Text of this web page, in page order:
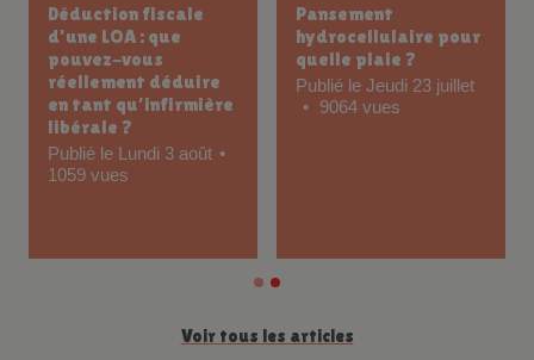
Déduction fiscale
d’une LOA : que
pouvez-vous
réellement déduire
en tant qu’infirmière
libérale ?
Publié le Lundi 3 août
1059 vues
Pansement
hydrocellulaire pour
quelle plaie ?
Publié le Jeudi 23 juillet
9064 vues
Voir tous les articles